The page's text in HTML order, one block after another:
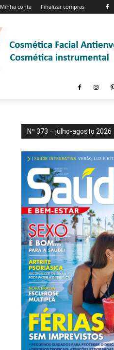
Minha conta Finalizar compras
Nº 373 – julho-agosto 2026